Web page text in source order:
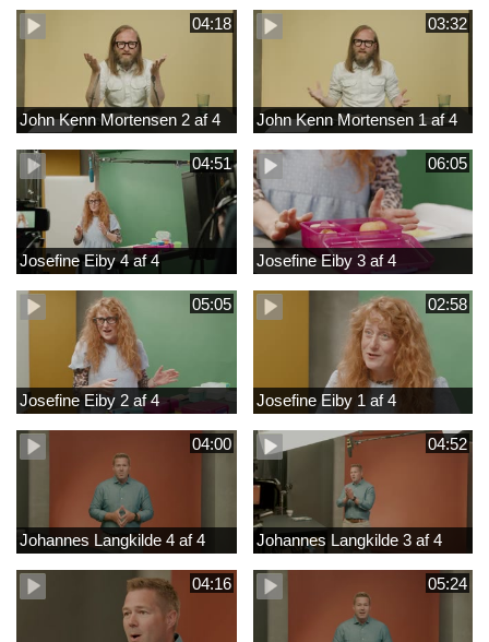
04:18
John Kenn Mortensen 2 af 4
03:32
John Kenn Mortensen 1 af 4
04:51
Josefine Eiby 4 af 4
06:05
Josefine Eiby 3 af 4
05:05
Josefine Eiby 2 af 4
02:58
Josefine Eiby 1 af 4
04:00
Johannes Langkilde 4 af 4
04:52
Johannes Langkilde 3 af 4
04:16 05:24